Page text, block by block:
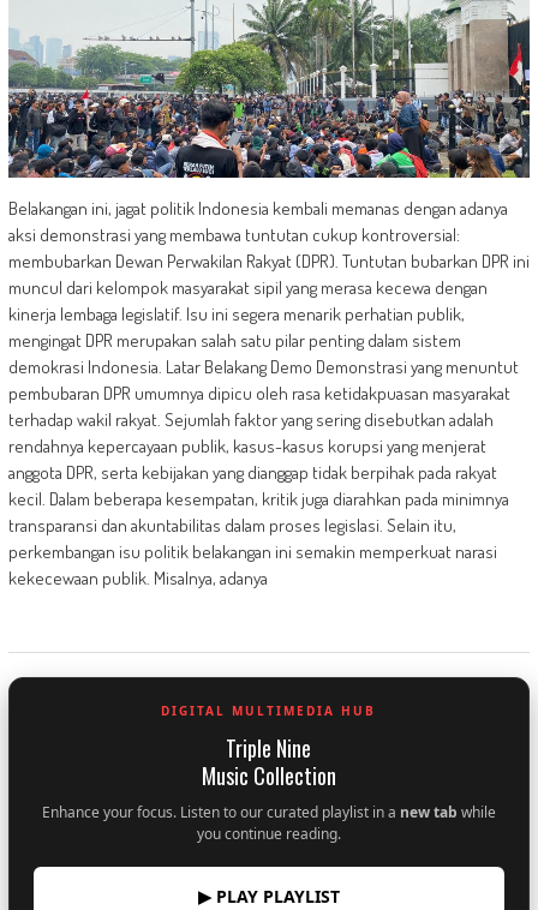
Belakangan ini, jagat politik Indonesia kembali memanas dengan adanya
aksi demonstrasi yang membawa tuntutan cukup kontroversial:
membubarkan Dewan Perwakilan Rakyat (DPR). Tuntutan bubarkan DPR ini
muncul dari kelompok masyarakat sipil yang merasa kecewa dengan
kinerja lembaga legislatif. Isu ini segera menarik perhatian publik,
mengingat DPR merupakan salah satu pilar penting dalam sistem
demokrasi Indonesia. Latar Belakang Demo Demonstrasi yang menuntut
pembubaran DPR umumnya dipicu oleh rasa ketidakpuasan masyarakat
terhadap wakil rakyat. Sejumlah faktor yang sering disebutkan adalah
rendahnya kepercayaan publik, kasus-kasus korupsi yang menjerat
anggota DPR, serta kebijakan yang dianggap tidak berpihak pada rakyat
kecil. Dalam beberapa kesempatan, kritik juga diarahkan pada minimnya
transparansi dan akuntabilitas dalam proses legislasi. Selain itu,
perkembangan isu politik belakangan ini semakin memperkuat narasi
kekecewaan publik. Misalnya, adanya
DIGITAL MULTIMEDIA HUB
Triple Nine
Music Collection
Enhance your focus. Listen to our curated playlist in a new tab while
you continue reading.
▶ PLAY PLAYLIST